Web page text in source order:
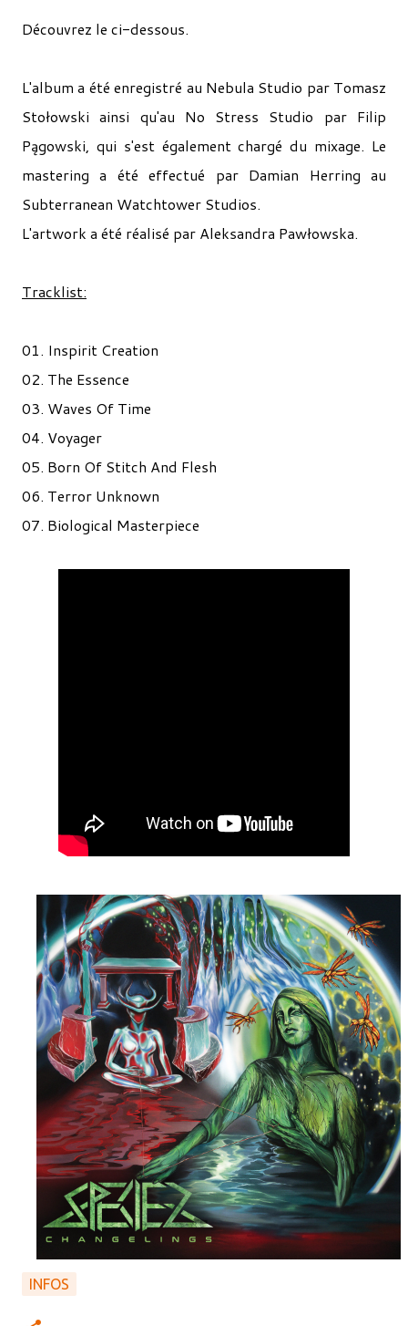
Découvrez le ci-dessous.
L'album a été enregistré au Nebula Studio par Tomasz
Stołowski ainsi qu'au No Stress Studio par Filip
Pągowski, qui s'est également chargé du mixage. Le
mastering a été effectué par Damian Herring au
Subterranean Watchtower Studios.
L'artwork a été réalisé par Aleksandra Pawłowska.
Tracklist:
01. Inspirit Creation
02. The Essence
03. Waves Of Time
04. Voyager
05. Born Of Stitch And Flesh
06. Terror Unknown
07. Biological Masterpiece
INFOS